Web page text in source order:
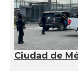
Ciudad de